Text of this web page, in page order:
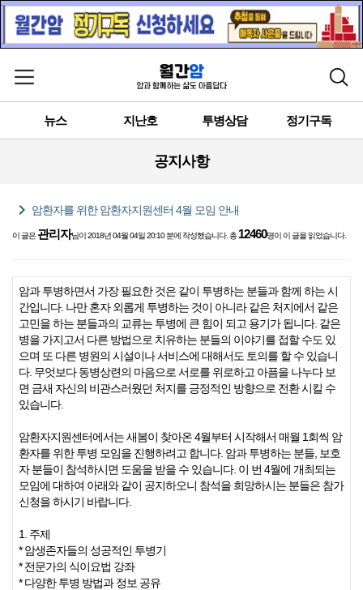
메뉴 열기 검색
뉴스 지난호 투병상담 정기구독
공지사항
chevron_right 암환자를 위한 암환자지원센터 4월 모임 안내
이 글은관리자님이 2018년 04월 04일 20:10 분에 작성했습니다. 총12460명이 이 글을 읽었습니다.
암과 투병하면서 가장 필요한 것은 같이 투병하는 분들과 함께 하는 시
간입니다. 나만 혼자 외롭게 투병하는 것이 아니라 같은 처지에서 같은
고민을 하는 분들과의 교류는 투병에 큰 힘이 되고 용기가 됩니다. 같은
병을 가지고서 다른 방법으로 치유하는 분들의 이야기를 접할 수도 있
으며 또 다른 병원의 시설이나 서비스에 대해서도 토의를 할 수 있습니
다. 무엇보다 동병상련의 마음으로 서로를 위로하고 아픔을 나누다 보
면 금새 자신의 비관스러웠던 처지를 긍정적인 방향으로 전환 시킬 수
있습니다.
암환자지원센터에서는 새봄이 찾아온 4월부터 시작해서 매월 1회씩 암
환자를 위한 투병 모임을 진행하려고 합니다. 암과 투병하는 분들, 보호
자 분들이 참석하시면 도움을 받을 수 있습니다. 이 번 4월에 개최되는
모임에 대하여 아래와 같이 공지하오니 참석을 희망하시는 분들은 참가
신청을 하시기 바랍니다.
1. 주제
* 암생존자들의 성공적인 투병기
* 전문가의 식이요법 강좌
* 다양한 투병 방법과 정보 공유